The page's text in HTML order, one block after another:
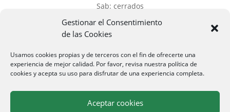
Gestionar el Consentimiento
de las Cookies
Usamos cookies propias y de terceros con el fin de ofrecerte una
experiencia de mejor calidad. Por favor, revisa nuestra política de
cookies y acepta su uso para disfrutar de una experiencia completa.
Aceptar cookies
Sab: cerrados
986 86 00 00 / 986 86 01 00